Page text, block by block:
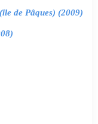
de Pâques) (2009)